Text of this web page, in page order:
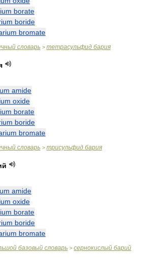
borate
boride
bromate
словарь > тетрасульфид бария
amide
oxide
borate
boride
bromate
словарь > трисульфид бария
amide
oxide
borate
boride
bromate
базовый словарь > сернокислый барий